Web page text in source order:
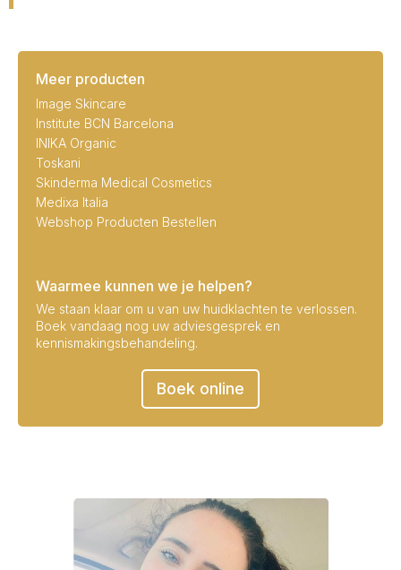
Meer producten
Image Skincare
Institute BCN Barcelona
INIKA Organic
Toskani
Skinderma Medical Cosmetics
Medixa Italia
Webshop Producten Bestellen
Waarmee kunnen we je helpen?
We staan klaar om u van uw huidklachten te verlossen.
Boek vandaag nog uw adviesgesprek en
kennismakingsbehandeling.
Boek online